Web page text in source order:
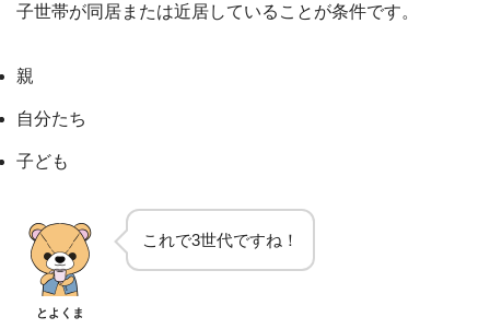
子世帯が同居または近居していることが条件です。
親
自分たち
子ども
とよくま
これで3世代ですね！